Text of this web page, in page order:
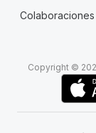
Colaboraciones
Copyright ©